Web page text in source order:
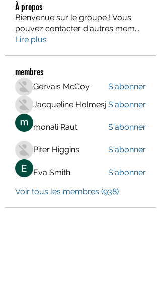
À propos
Bienvenue sur le groupe ! Vous
pouvez contacter d'autres mem...
Lire plus
membres
Gervais McCoy
S'abonner
Jacqueline Holmesj S'abonner
monali Raut S'abonner
Piter Higgins S'abonner
Eva Smith
S'abonner
Voir tous les membres (938)